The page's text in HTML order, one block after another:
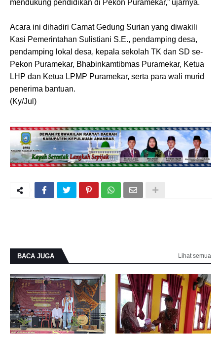
mendukung pendidikan di Pekon Puramekar,” ujarnya.
Acara ini dihadiri Camat Gedung Surian yang diwakili
Kasi Pemerintahan Sulistiani S.E., pendamping desa,
pendamping lokal desa, kepala sekolah TK dan SD se-
Pekon Puramekar, Bhabinkamtibmas Puramekar, Ketua
LHP dan Ketua LPMP Puramekar, serta para wali murid
penerima bantuan.
(Ky/Jul)
BACA JUGA Lihat semua